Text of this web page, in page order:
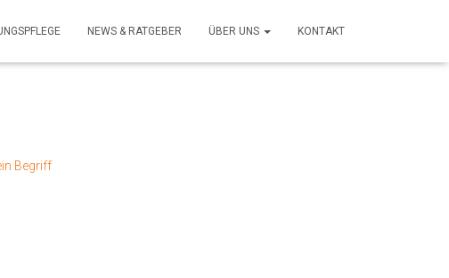
NEWS & RATGEBER ÜBER UNS KONTAKT
Begriff